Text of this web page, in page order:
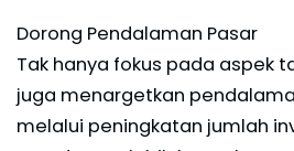
Dorong Pendalaman Pasar
Tak hanya fokus pada aspek
juga menargetkan
melalui peningkatan jumlah